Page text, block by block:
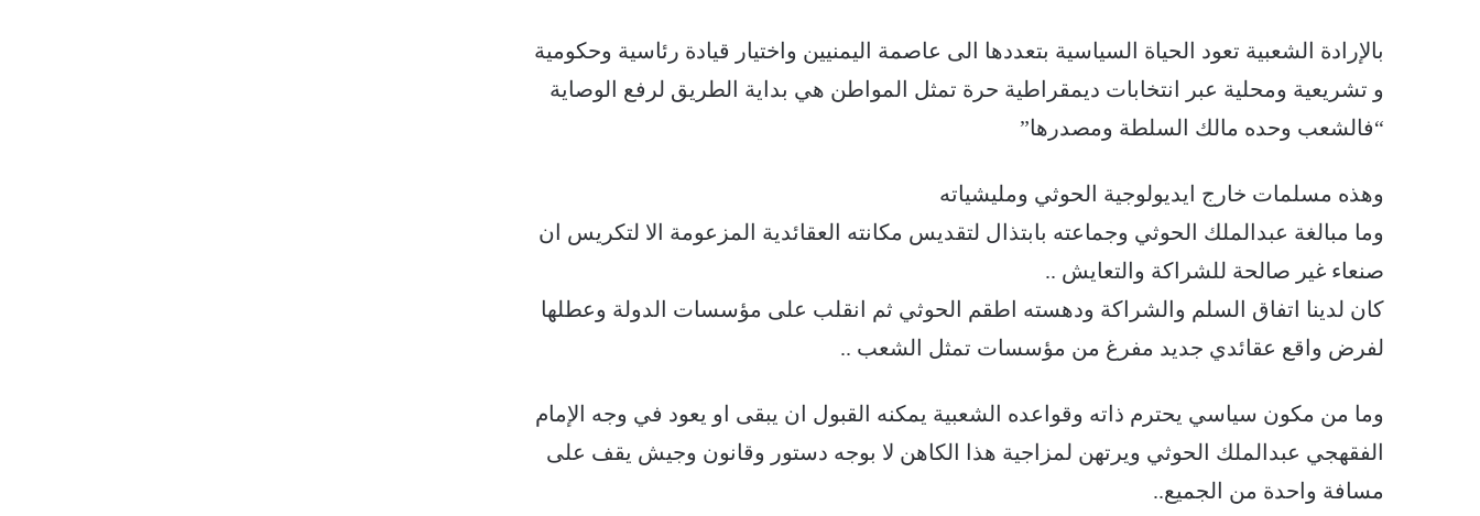
بالإرادة الشعبية تعود الحياة السياسية بتعددها الى عاصمة اليمنيين واختيار قيادة رئاسية وحكومية
و تشريعية ومحلية عبر انتخابات ديمقراطية حرة تمثل المواطن هي بداية الطريق لرفع الوصاية
“فالشعب وحده مالك السلطة ومصدرها”
وهذه مسلمات خارج ايديولوجية الحوثي ومليشياته
وما مبالغة عبدالملك الحوثي وجماعته بابتذال لتقديس مكانته العقائدية المزعومة الا لتكريس ان
صنعاء غير صالحة للشراكة والتعايش ..
كان لدينا اتفاق السلم والشراكة ودهسته اطقم الحوثي ثم انقلب على مؤسسات الدولة وعطلها
لفرض واقع عقائدي جديد مفرغ من مؤسسات تمثل الشعب ..
وما من مكون سياسي يحترم ذاته وقواعده الشعبية يمكنه القبول ان يبقى او يعود في وجه الإمام
الفقهجي عبدالملك الحوثي ويرتهن لمزاجية هذا الكاهن لا بوجه دستور وقانون وجيش يقف على
مسافة واحدة من الجميع..